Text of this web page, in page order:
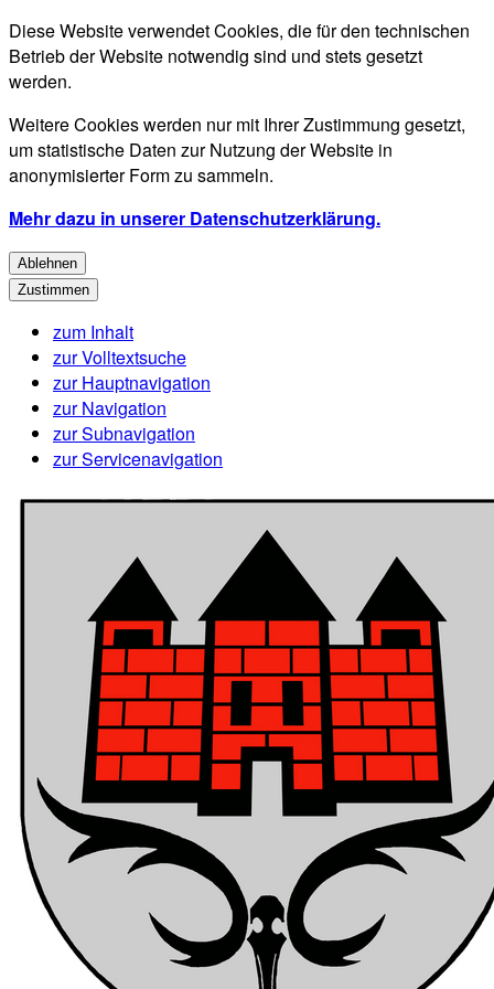
Diese Website verwendet Cookies, die für den technischen
Betrieb der Website notwendig sind und stets gesetzt
werden.
Weitere Cookies werden nur mit Ihrer Zustimmung gesetzt,
um statistische Daten zur Nutzung der Website in
anonymisierter Form zu sammeln.
Mehr dazu in unserer Datenschutzerklärung.
Ablehnen
Zustimmen
zum Inhalt
zur Volltextsuche
zur Hauptnavigation
zur Navigation
zur Subnavigation
zur Servicenavigation